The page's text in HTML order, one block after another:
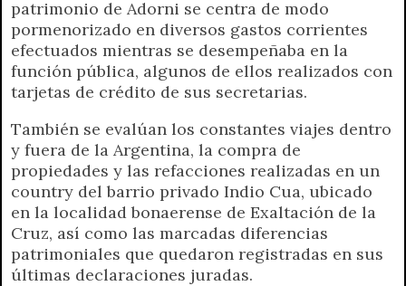
patrimonio de Adorni se centra de modo
pormenorizado en diversos gastos corrientes
efectuados mientras se desempeñaba en la
función pública, algunos de ellos realizados con
tarjetas de crédito de sus secretarias.
También se evalúan los constantes viajes dentro
y fuera de la Argentina, la compra de
propiedades y las refacciones realizadas en un
country del barrio privado Indio Cua, ubicado
en la localidad bonaerense de Exaltación de la
Cruz, así como las marcadas diferencias
patrimoniales que quedaron registradas en sus
últimas declaraciones juradas.